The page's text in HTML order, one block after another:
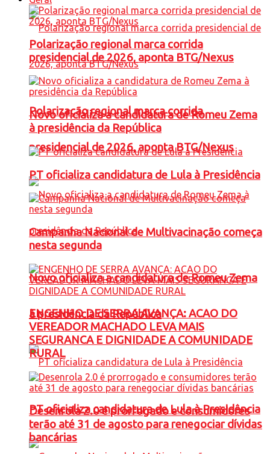
Polarização regional marca corrida
presidencial de 2026, aponta BTG/Nexus
Novo oficializa a candidatura de Romeu Zema
à presidência da República
PT oficializa candidatura de Lula à Presidência
Polarização regional marca corrida
presidencial de 2026, aponta BTG/Nexus
Novo oficializa a candidatura de Romeu Zema
à presidência da República
PT oficializa candidatura de Lula à Presidência
Campanha Nacional de Multivacinação começa
nesta segunda
ENGENHO DE SERRA AVANÇA: ACAO DO
VEREADOR MACHADO LEVA MAIS
SEGURANCA E DIGNIDADE A COMUNIDADE
RURAL
Desenrola 2.0 é prorrogado e consumidores
terão até 31 de agosto para renegociar dívidas
bancárias